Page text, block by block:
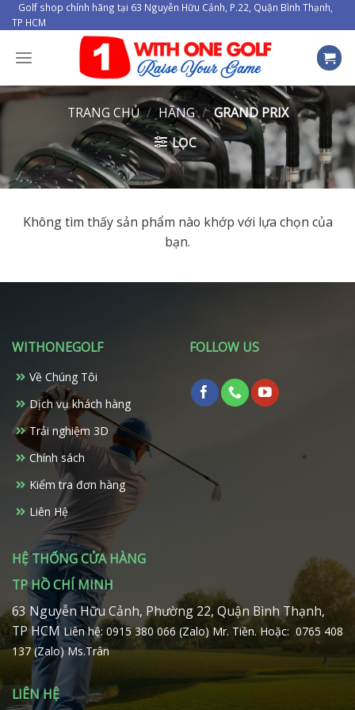
Skip
to
content
Golf shop chính hãng tại 63 Nguyễn Hữu Cảnh, P.22, Quận Bình Thạnh,
TP HCM
TRANG CHỦ / HÃNG / GRAND PRIX
LỌC
Không tìm thấy sản phẩm nào khớp với lựa chọn của
bạn.
WITHONEGOLF
Về Chúng Tôi
Dịch vụ khách hàng
Trải nghiệm 3D
Chính sách
Kiểm tra đơn hàng
Liên Hệ
FOLLOW US
HỆ THỐNG CỬA HÀNG
TP HỒ CHÍ MINH
63 Nguyễn Hữu Cảnh, Phường 22, Quận Bình Thạnh,
TP HCMLiên hệ: 0915 380 066 (Zalo) Mr. Tiền.Hoặc: 0765 408
137 (Zalo) Ms.Trân
LIÊN HỆ